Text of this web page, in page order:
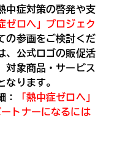
中症対策の啓発や支
ゼロへ」プロジェク
の参画をご検討くだ
、公式ロゴの販促活
対象商品・サービス
なります。
：
「熱中症ゼロへ」
トナーになるには